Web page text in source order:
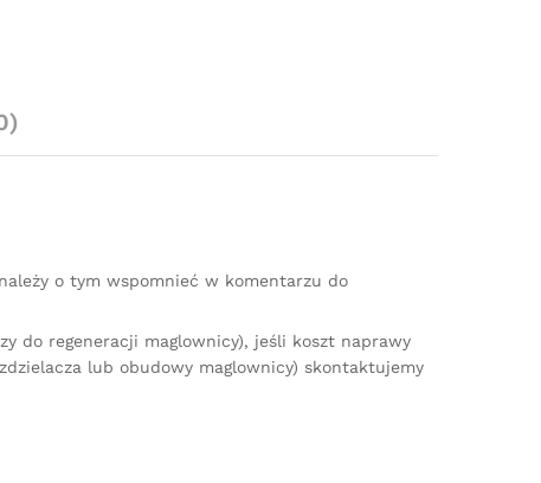
o tym wspomnieć w komentarzu do
do regeneracji maglownicy), jeśli koszt naprawy
lub obudowy maglownicy) skontaktujemy